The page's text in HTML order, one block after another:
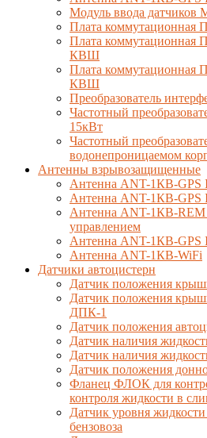
Модуль ввода датчиков
Плата
Плата коммутационная
КВШ
Плата коммутационная
КВШ
Преобразователь
Частотный
15кВт
Частотный
водонепроницаемом
Антенны взрывозащищенные
Антенна ANT-1КВ-GPS
Антенна ANT-1КВ-GPS
Антенна ANT-1КВ-
управлением
Антенна ANT-1КВ-GPS
Антенна ANT-1КВ-WiFi
Датчики автоцистерн
Датчик положения
Датчик положения
ДПК-1
Датчик положения
Датчик наличия
Датчик наличия
Датчик положения
Фланец ФЛОК для
контроля жидкости в
Датчик уровня
бензовоза